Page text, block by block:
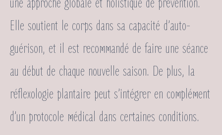
une approche globale et holistique de prévention.
Elle soutient le corps dans sa capacité d’auto-
guérison, et il est recommandé de faire une séance
au début de chaque nouvelle saison. De plus, la
réflexologie plantaire peut s’intégrer en complément
d’un protocole médical dans certaines conditions.